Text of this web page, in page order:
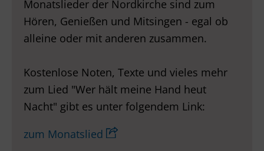
Monatslieder der Nordkirche sind zum
Hören, Genießen und Mitsingen - egal ob
alleine oder mit anderen zusammen.
Kostenlose Noten, Texte und vieles mehr
zum Lied "Wer hält meine Hand heut
Nacht" gibt es unter folgendem Link:
zum Monatslied